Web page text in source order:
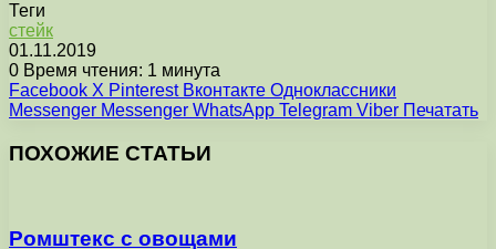
Теги
стейк
01.11.2019
0 Время чтения: 1 минута
Facebook X Pinterest Вконтакте Одноклассники
Messenger Messenger WhatsApp Telegram Viber Печатать
ПОХОЖИЕ СТАТЬИ
Ромштекс с овощами